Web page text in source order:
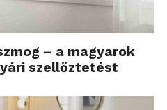
– a magyarok
szellőztetést